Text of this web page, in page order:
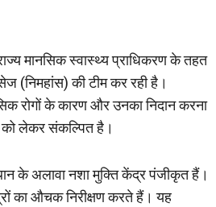
मानसिक स्वास्थ्य प्राधिकरण के तहत
की टीम कर रही है।
रोगों के कारण और उनका निदान करना
को लेकर संकल्पित है।
के अलावा नशा मुक्ति केंद्र पंजीकृत हैं।
का औचक निरीक्षण करते हैं। यह